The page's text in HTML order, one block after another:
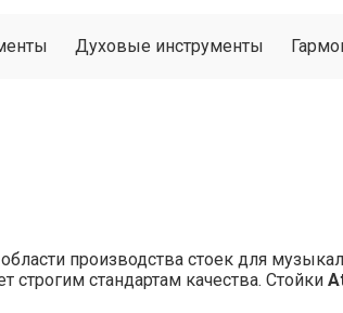
Духовые инструменты
производства стоек для
строгим стандартам качества. Стойки